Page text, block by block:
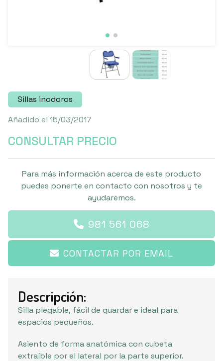
Sillas inodoros
Añadido el 15/03/2017
CONSULTAR PRECIO
Para más información acerca de este producto
puedes ponerte en contacto con nosotros y te
ayudaremos.
981 561 068
CONTACTAR POR EMAIL
Descripción:
Silla plegable, fácil de guardar e ideal para
espacios pequeños.
Asiento de forma anatómica con cubeta
extraíble por el lateral por la parte superior.